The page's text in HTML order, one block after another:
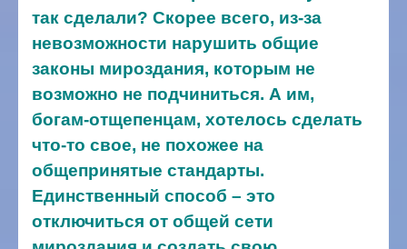
так сделали? Скорее всего, из-за
невозможности нарушить общие
законы мироздания, которым не
возможно не подчиниться. А им,
богам-отщепенцам, хотелось сделать
что-то свое, не похожее на
общепринятые стандарты.
Единственный способ – это
отключиться от общей сети